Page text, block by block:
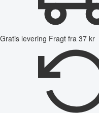
Gratis levering Fragt fra 37 kr